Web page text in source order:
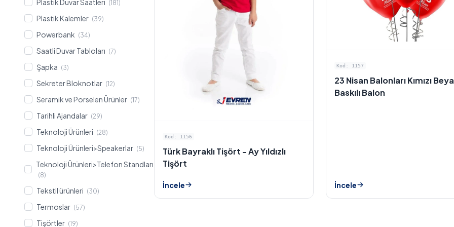
Plastik Duvar Saatleri (181)
Plastik Kalemler (39)
Powerbank (34)
Saatli Duvar Tabloları (7)
Şapka (3)
Sekreter Bloknotlar (12)
Seramik ve Porselen Ürünler (17)
Tarihli Ajandalar (29)
Teknoloji Ürünleri (28)
Teknoloji Ürünleri>Speakerlar (5)
Teknoloji Ürünleri>Telefon Standları
(8)
Tekstil ürünleri (30)
Termoslar (57)
Tişörtler (19)
Kod: 1156
Türk Bayraklı Tişört - Ay Yıldızlı
Tişört
İncele
Kod: 1157
23 Nisan Balonları Kımızı
Baskılı Balon
İncele